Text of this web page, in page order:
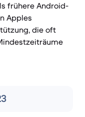
frühere Android-
Apples
die oft